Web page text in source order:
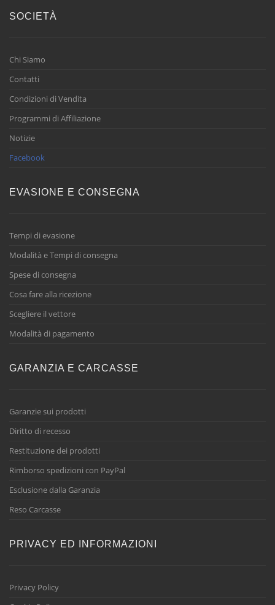
SOCIETÀ
Chi Siamo
Contatti
Condizioni di Vendita
Programmi di Affiliazione
Notizie
Facebook
EVASIONE E CONSEGNA
Tempi di evasione
Modalità e Tempi di consegna
Spese di consegna
Cosa fare alla ricezione
Scegliere il vettore
Modalità di pagamento
GARANZIA E CARCASSE
Garanzie sui prodotti
Diritto di recesso
Restituzione dei prodotti
Rimborso spedizioni con PayPal
Esclusione dalla Garanzia
Reso Carcasse
PRIVACY ED INFORMAZIONI
Privacy Policy